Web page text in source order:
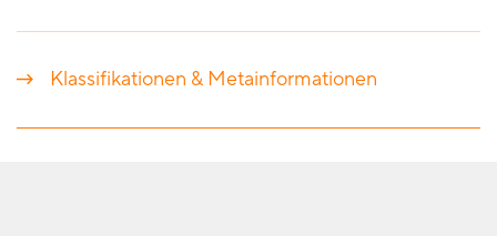
Klassifikationen & Metainformationen